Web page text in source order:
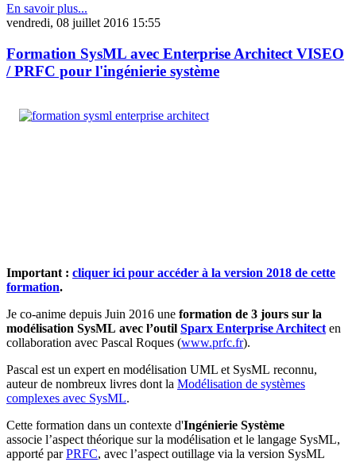
En savoir plus...
vendredi, 08 juillet 2016 15:55
Formation SysML avec Enterprise Architect VISEO
/ PRFC pour l'ingénierie système
Important : cliquer ici pour accéder à la version 2018 de cette
formation.
Je co-anime depuis Juin 2016 une formation de 3 jours sur la
modélisation SysML avec l’outil Sparx Enterprise Architecten
collaboration avec Pascal Roques (www.prfc.fr).
Pascal est un expert en modélisation UML et SysML reconnu,
auteur de nombreux livres dont la Modélisation de systèmes
complexes avec SysML.
Cette formation dans un contexte d'Ingénierie Système
associe l’aspect théorique sur la modélisation et le langage SysML,
apporté parPRFC, avec l’aspect outillage via la version SysML